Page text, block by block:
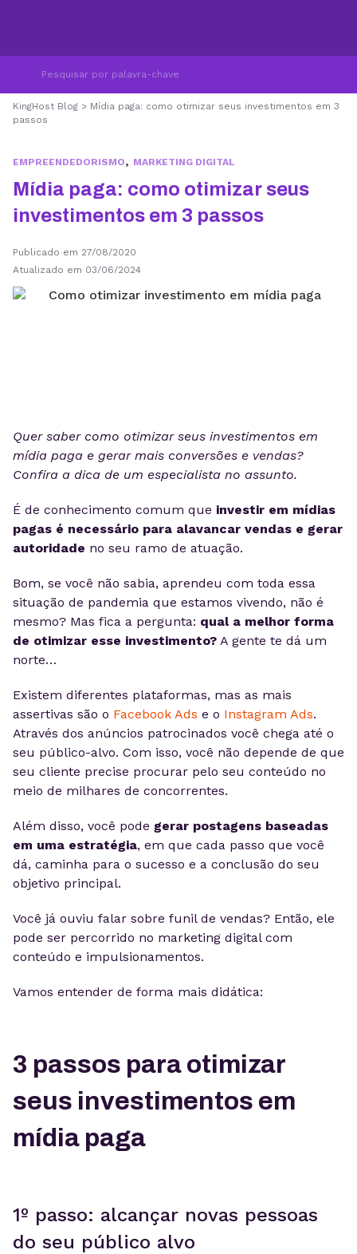
KingHost Blog > Mídia paga: como otimizar seus investimentos em 3
passos
EMPREENDEDORISMO, MARKETING DIGITAL
Mídia paga: como otimizar seus
investimentos em 3 passos
Publicado em 27/08/2020
Atualizado em 03/06/2024
Quer saber como otimizar seus investimentos em
mídia paga e gerar mais conversões e vendas?
Confira a dica de um especialista no assunto.
É de conhecimento comum que investir em mídias
pagas é necessário para alavancar vendas e gerar
autoridade no seu ramo de atuação.
Bom, se você não sabia, aprendeu com toda essa
situação de pandemia que estamos vivendo, não é
mesmo? Mas fica a pergunta: qual a melhor forma
de otimizar esse investimento? A gente te dá um
norte…
Existem diferentes plataformas, mas as mais
assertivas são o Facebook Ads e o Instagram Ads.
Através dos anúncios patrocinados você chega até o
seu público-alvo. Com isso, você não depende de que
seu cliente precise procurar pelo seu conteúdo no
meio de milhares de concorrentes.
Além disso, você pode gerar postagens baseadas
em uma estratégia, em que cada passo que você
dá, caminha para o sucesso e a conclusão do seu
objetivo principal.
Você já ouviu falar sobre funil de vendas? Então, ele
pode ser percorrido no marketing digital com
conteúdo e impulsionamentos.
Vamos entender de forma mais didática:
3 passos para otimizar
seus investimentos em
mídia paga
1º passo: alcançar novas pessoas
do seu público alvo